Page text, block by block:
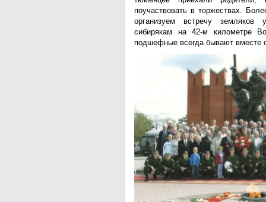
поучаствовать в торжествах.
организуем встречу
сибирякам на 42-м километре
подшефные всегда бывают вместе